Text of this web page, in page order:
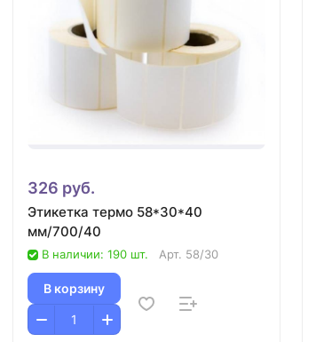
326 руб.
Этикетка термо 58*30*40
мм/700/40
В наличии: 190 шт. Арт. 58/30
В корзину